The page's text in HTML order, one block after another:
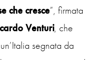
che cresce”, firmata
Venturi, che
segnata da